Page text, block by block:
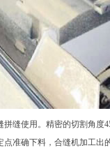
缝使用。精密的切割角度
准确下料，合缝机加工出